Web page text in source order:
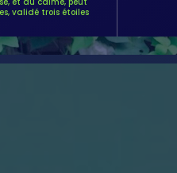
validé trois étoiles